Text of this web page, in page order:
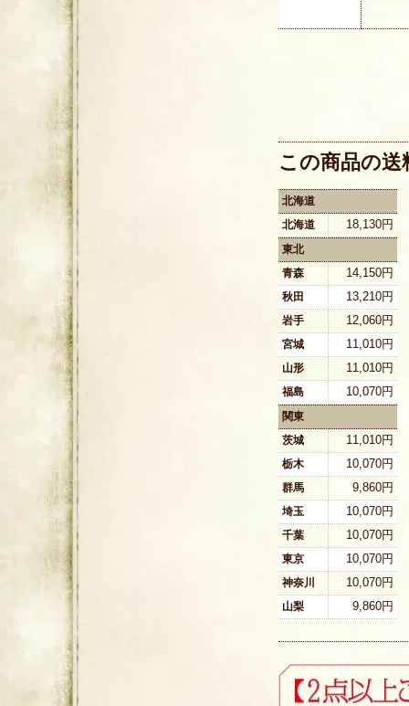
この商品の
北海道
北海道
18,130円
東北
青森
14,150円
秋田 13,210円
岩手 12,060円
宮城 11,010円
山形 11,010円
福島 10,070円
関東
茨城
11,010円
栃木 10,070円
群馬 9,860円
埼玉 10,070円
千葉 10,070円
東京 10,070円
神奈川 10,070円
山梨 9,860円